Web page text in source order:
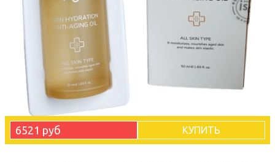
6521 руб КУПИТЬ